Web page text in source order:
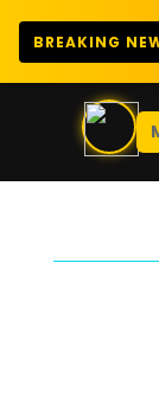
BREAKING
Download